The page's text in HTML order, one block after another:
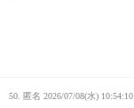
50. 匿名 2026/07/08(水) 10:54:10